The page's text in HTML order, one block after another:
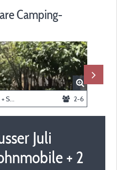
Camping-
2-6
Juli
+ 2